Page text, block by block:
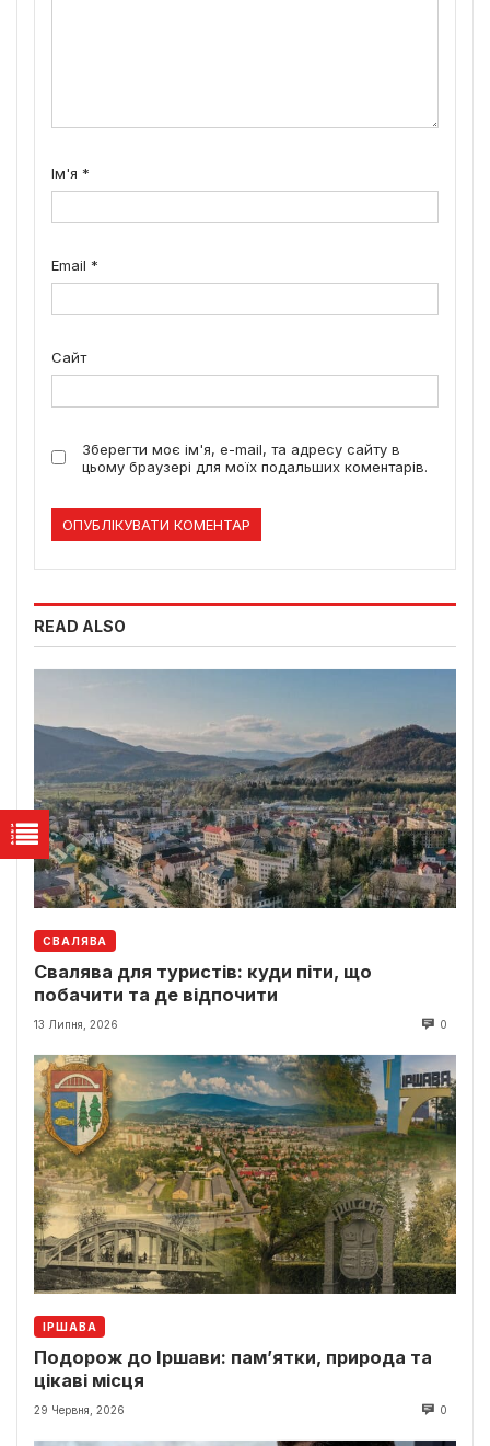
Ім'я *
Email *
Сайт
Зберегти моє ім'я, e-mail, та адресу сайту в
цьому браузері для моїх подальших коментарів.
READ ALSO
СВАЛЯВА
Свалява для туристів: куди піти, що
побачити та де відпочити
13 Липня, 2026 0
ІРШАВА
Подорож до Іршави: пам’ятки, природа та
цікаві місця
29 Червня, 2026 0